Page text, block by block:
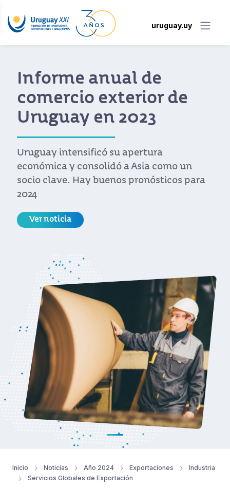
uruguay.uy
Informe anual de
comercio exterior de
Uruguay en 2023
Uruguay intensificó su apertura
económica y consolidó a Asia como un
socio clave. Hay buenos pronósticos para
2024
Ver noticia
Inicio Noticias Año 2024 Exportaciones
Industria
Servicios Globales de Exportación